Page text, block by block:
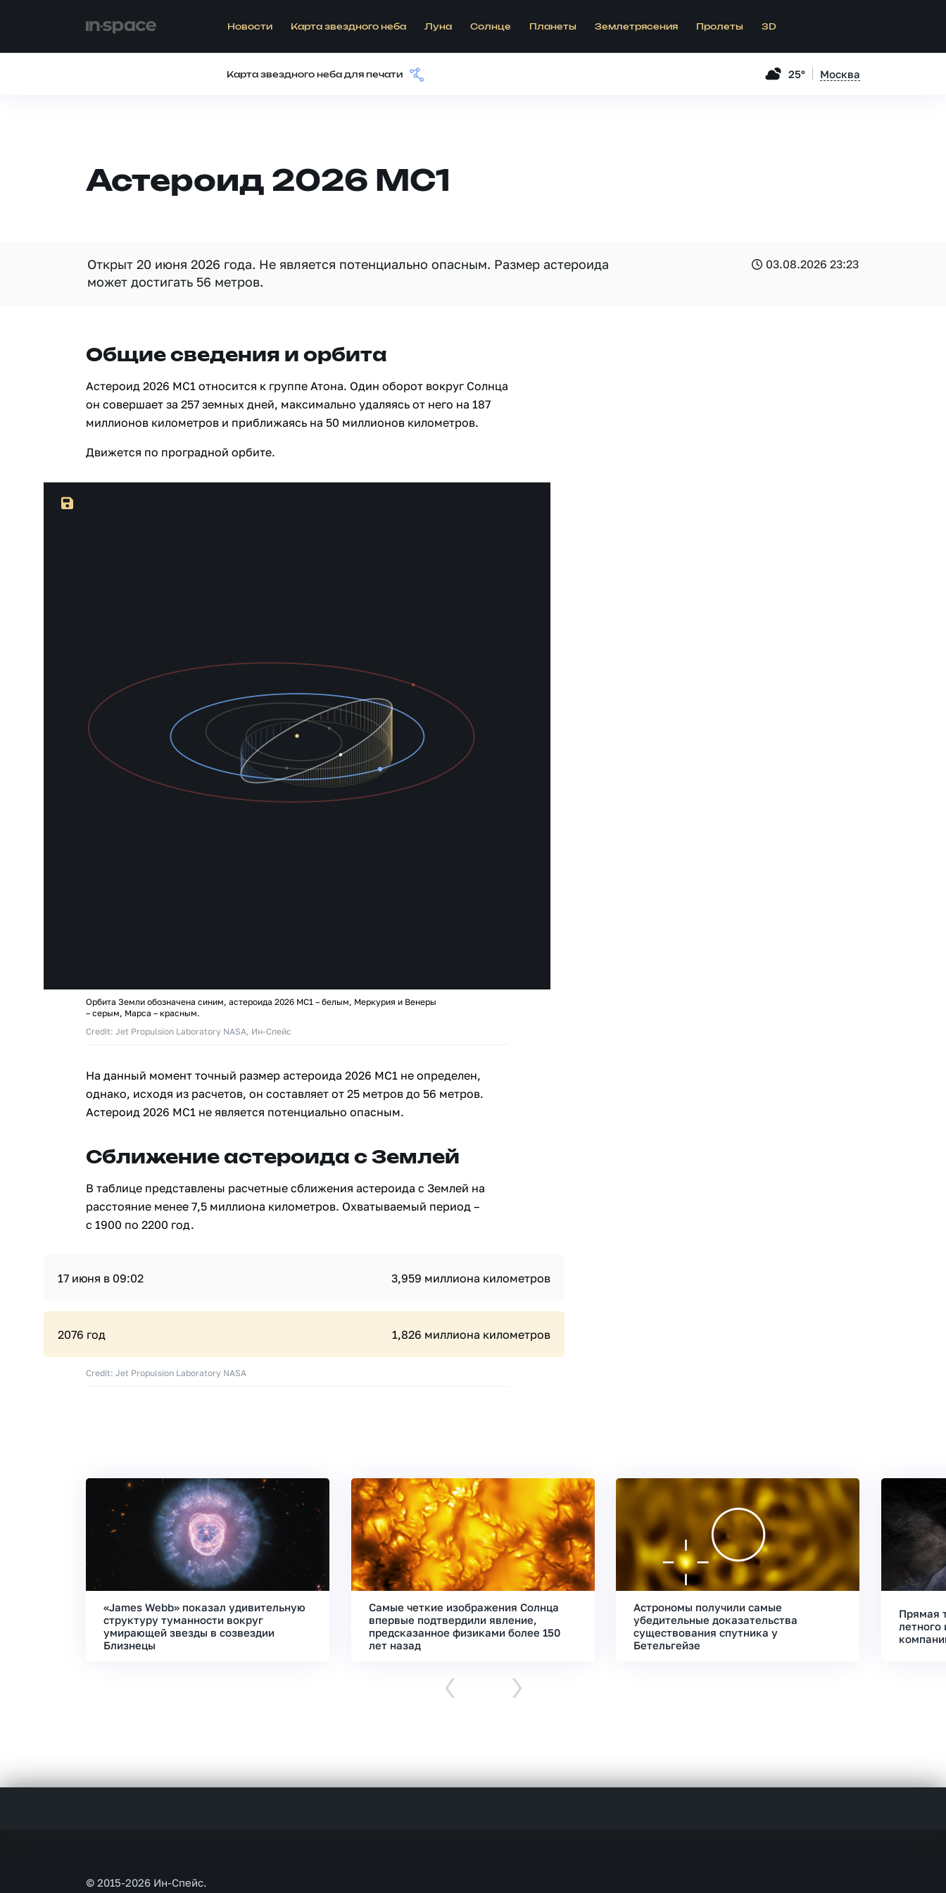
Новости Карта звездного неба Луна Солнце Планеты Землетрясения Пролеты 3D
Карта звездного неба для печати 25° Москва
Астероид 2026 MC1
Открыт 20 июня 2026 года. Не является потенциально опасным. Размер астероида
может достигать 56 метров.
03.08.2026 23:23
Общие сведения и орбита
Астероид 2026 MC1 относится к группе Атона. Один оборот вокруг Солнца
он совершает за 257 земных дней, максимально удаляясь от него на 187
миллионов километров и приближаясь на 50 миллионов километров.
Движется по проградной орбите.
Орбита Земли обозначена синим, астероида 2026 MC1 – белым, Меркурия и Венеры
– серым, Марса – красным.
Credit: Jet Propulsion Laboratory NASA, Ин-Спейс
На данный момент точный размер астероида 2026 MC1 не определен,
однако, исходя из расчетов, он составляет от 25 метров до 56 метров.
Астероид 2026 MC1 не является потенциально опасным.
Сближение астероида с Землей
В таблице представлены расчетные сближения астероида с Землей на
расстояние менее 7,5 миллиона километров. Охватываемый период –
с 1900 по 2200 год.
17 июня в 09:02 3,959 миллиона километров
2076 год 1,826 миллиона километров
Credit: Jet Propulsion Laboratory NASA
«James Webb» показал удивительную
структуру туманности вокруг
умирающей звезды в созвездии
Близнецы
Самые четкие изображения Солнца
впервые подтвердили явление,
предсказанное физиками более 150
лет назад
Астрономы получили самые
убедительные доказательства
существования спутника у
Бетельгейзе
Прямая
летного
‹ ›
© 2015-2026 Ин-Спейс.